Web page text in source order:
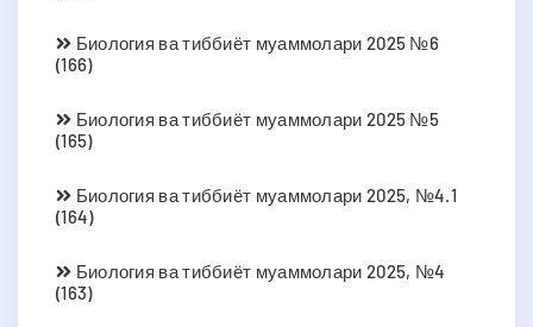
Биология ва тиббиёт муаммолари 2025 №6
(166)
Биология ва тиббиёт муаммолари 2025 №5
(165)
Биология ва тиббиёт муаммолари 2025, №4.1
(164)
Биология ва тиббиёт муаммолари 2025, №4
(163)